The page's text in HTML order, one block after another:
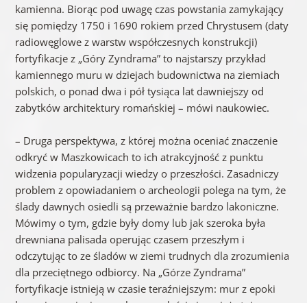
kamienna. Biorąc pod uwagę czas powstania zamykający
się pomiędzy 1750 i 1690 rokiem przed Chrystusem (daty
radiowęglowe z warstw współczesnych konstrukcji)
fortyfikacje z „Góry Zyndrama” to najstarszy przykład
kamiennego muru w dziejach budownictwa na ziemiach
polskich, o ponad dwa i pół tysiąca lat dawniejszy od
zabytków architektury romańskiej – mówi naukowiec.
– Druga perspektywa, z której można oceniać znaczenie
odkryć w Maszkowicach to ich atrakcyjność z punktu
widzenia popularyzacji wiedzy o przeszłości. Zasadniczy
problem z opowiadaniem o archeologii polega na tym, że
ślady dawnych osiedli są przeważnie bardzo lakoniczne.
Mówimy o tym, gdzie były domy lub jak szeroka była
drewniana palisada operując czasem przeszłym i
odczytując to ze śladów w ziemi trudnych dla zrozumienia
dla przeciętnego odbiorcy. Na „Górze Zyndrama”
fortyfikacje istnieją w czasie teraźniejszym: mur z epoki